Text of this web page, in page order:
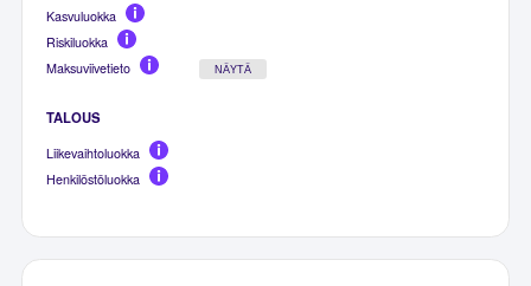
Kasvuluokka
Riskiluokka
Maksuviivetieto
NÄYTÄ
TALOUS
Liikevaihtoluokka
Henkilöstöluokka